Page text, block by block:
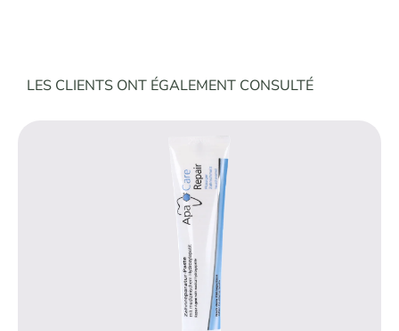
Ignorer la galerie de produits
LES CLIENTS ONT ÉGALEMENT CONSULTÉ